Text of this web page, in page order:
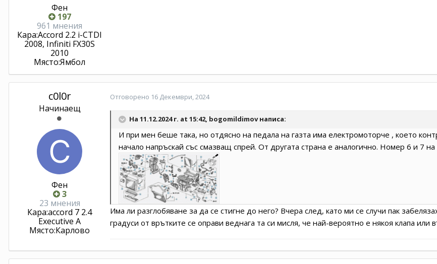
Фен
197
961 мнения
Кара:Accord 2.2 i-CTDI
2008, Infiniti FX30S
2010
Място:Ямбол
c0l0r
Начинаещ
Фен
3
23 мнения
Кара:accord 7 2.4
Executive A
Място:Карлово
Отговорено 16 Декември, 2024
На 11.12.2024 г. at 15:42, bogomildimovнаписа:
И при мен беше така, но отдясно на педала на газта има електромоторче , което
начало напръскай със смазващ спрей. От другата страна е аналогично. Номер 6 и 7 на
Има ли разглобяване за да се стигне до него? Вчера след, като ми се случи пак
градуси от врътките се оправи веднага та си мисля, че най-вероятно е някоя клапа или